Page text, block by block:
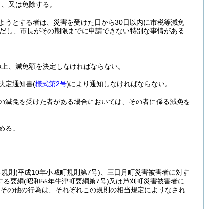
又は免除する。
うとする者は、災害を受けた日から30日以内に市税等減免
し、市長がその期限までに申請できない特別な事情がある
、減免額を決定しなければならない。
定通知書(様式第2号)により通知しなければならない。
免を受けた者がある場合においては、その者に係る減免を
る。
則 (平成10年小城町規則第7号) 、三日月町災害被害者に対す
る要綱(昭和55年牛津町要綱第7号)又は芦刈町災害被害者に
の他の行為は、それぞれこの規則の相当規定によりなされ